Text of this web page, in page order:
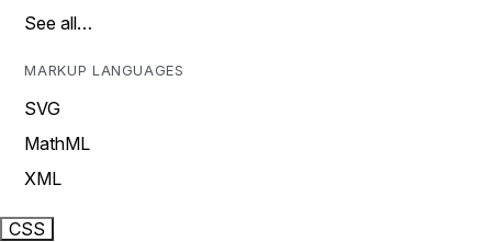
See all…
MARKUP LANGUAGES
SVG
MathML
XML
CSS